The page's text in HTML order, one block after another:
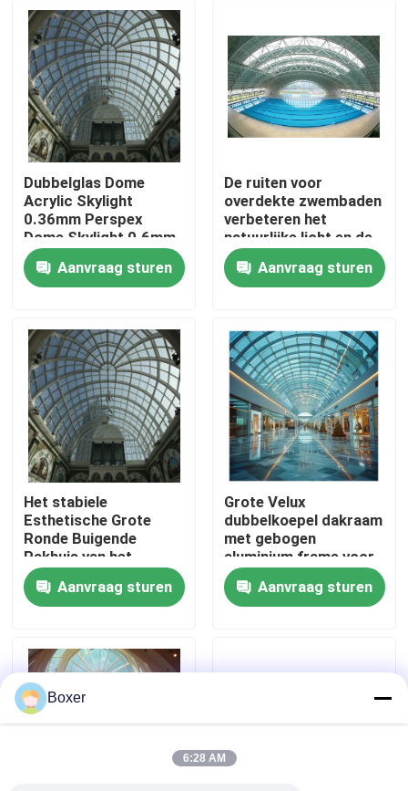
Huis
Ongeveer ons
Fabrieksreis
Kwaliteitscontrole
Contacteer ons
Nieuws
Gevallen
staal ruimtekaders
Dubbelglas Dome
Acrylic Skylight
0.36mm Perspex
Dome Skylight 0.6mm
Aanvraag sturen
De ruiten voor
overdekte zwembaden
verbeteren het
natuurlijke licht en de
esthetiek.
Aanvraag sturen
Het stabiele
Esthetische Grote
Ronde Buigende
Pakhuis van het
Koepeldakraam
Aanvraag sturen
Grote Velux
dubbelkoepel dakraam
met gebogen
aluminium frame voor
elegant ontworpen
gebouwenAanvraag sturen
Boxer
6:28 AM